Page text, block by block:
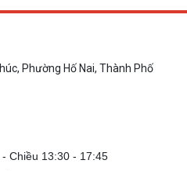
Phường Hố Nai, Thành Phố
Chiều 13:30 - 17:45